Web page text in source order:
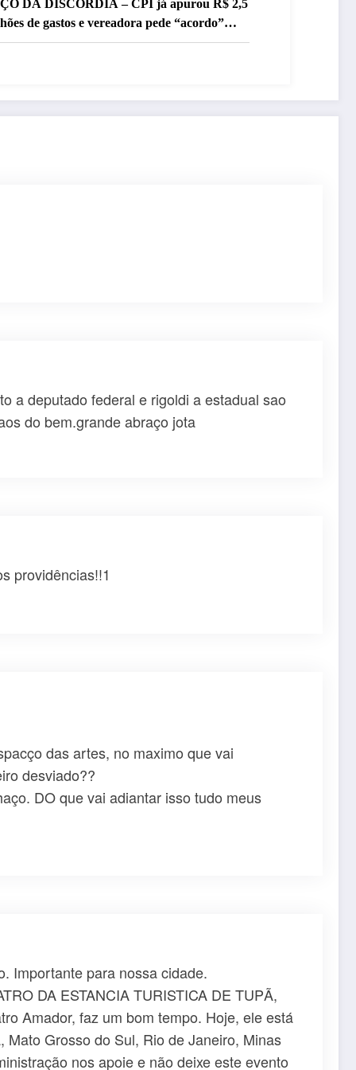
DA DISCÓRDIA – CPI já apurou R$ 2,5
de gastos e vereadora pede “acordo”
aprovar R$ 9,5 milhões
a deputado federal e rigoldi a estadual sao
do bem.grande abraço jota
providências!!1
das artes, no maximo que vai
desviado??
DO que vai adiantar isso tudo meus
Importante para nossa cidade.
DA ESTANCIA TURISTICA DE TUPÃ,
Amador, faz um bom tempo. Hoje, ele está
Grosso do Sul, Rio de Janeiro, Minas
nos apoie e não deixe este evento